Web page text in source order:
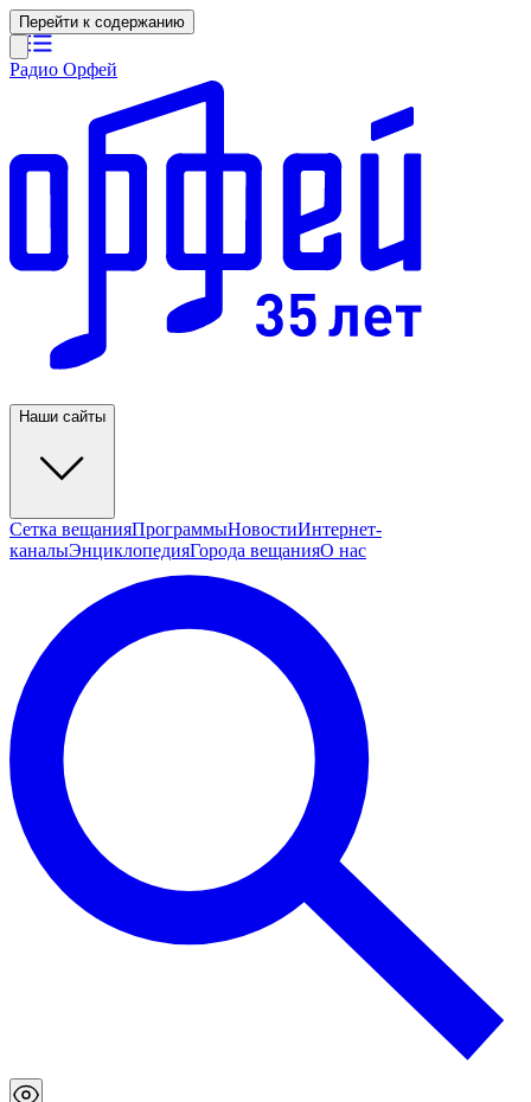
Перейти к содержанию
Радио Орфей
Наши сайты
Сетка вещанияПрограммыНовостиИнтернет-
каналыЭнциклопедияГорода вещанияО нас